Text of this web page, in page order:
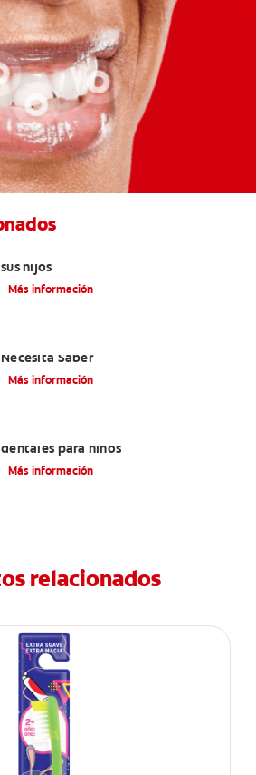
sus hijos
Más información
Necesita Saber
Más información
dentales para niños
Más información
relacionados